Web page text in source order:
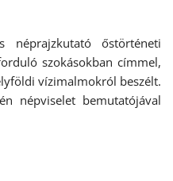
néprajzkutató őstörténeti
szokásokban címmel,
vízimalmokról beszélt.
népviselet bemutatójával